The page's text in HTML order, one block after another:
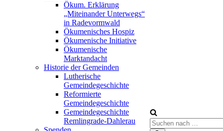
Ökum. Erklärung
„Miteinander Unterwegs“
in Radevormwald
Ökumenisches Hospiz
Ökumenische Initiative
Ökumenische
Marktandacht
Historie der Gemeinden
Lutherische
Gemeindegeschichte
Reformierte
Gemeindegeschichte
Gemeindegeschichte
Remlingrade-Dahlerau
Suchen